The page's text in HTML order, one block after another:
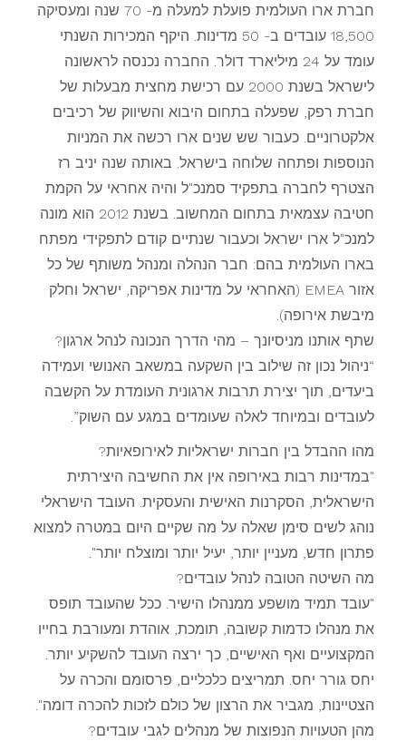
חברת ארו העולמית פועלת למעלה מ- 70 שנה ומעסיקה
18,500 עובדים ב- 50 מדינות. היקף המכירות השנתי
עומד על 24 מיליארד דולר. החברה נכנסה לראשונה
לישראל בשנת 2000 עם רכישת מחצית מבעלות של
חברת רפק, שפעלה בתחום היבוא והשיווק של רכיבים
אלקטרוניים. כעבור שש שנים ארו רכשה את המניות
הנוספות ופתחה שלוחה בישראל. באותה שנה יניב רז
הצטרף לחברה בתפקיד סמנכ"ל והיה אחראי על הקמת
חטיבה עצמאית בתחום המחשוב. בשנת 2012 הוא מונה
למנכ"ל ארו ישראל וכעבור שנתיים קודם לתפקידי מפתח
בארו העולמית בהם: חבר הנהלה ומנהל משותף של כל
אזור EMEA (האחראי על מדינות אפריקה, ישראל וחלק
מיבשת אירופה).
שתף אותנו מניסיונך – מהי הדרך הנכונה לנהל ארגון?
“ניהול נכון זה שילוב בין השקעה במשאב האנושי ועמידה
ביעדים, תוך יצירת תרבות ארגונית העומדת על הקשבה
לעובדים ובמיוחד לאלה שעומדים במגע עם השוק”.
מהו ההבדל בין חברות ישראליות לאירופאיות?
"במדינות רבות באירופה אין את החשיבה היצירתית
הישראלית, הסקרנות האישית והעסקית. העובד הישראלי
נוהג לשים סימן שאלה על מה שקיים היום במטרה למצוא
פתרון חדש, מעניין יותר, יעיל יותר ומוצלח יותר".
מה השיטה הטובה לנהל עובדים?
"עובד תמיד מושפע ממנהלו הישיר. ככל שהעובד תופס
את מנהלו כדמות קשובה, תומכת, אוהדת ומעורבת בחייו
המקצועיים ואף האישיים, כך ירצה העובד להשקיע יותר.
יחס גורר יחס. תמריצים כלכליים, פרסומם והכרה על
הצטיינות, מגביר את הרצון של כולם לזכות להכרה דומה".
מהן הטעויות הנפוצות של מנהלים לגבי עובדים?